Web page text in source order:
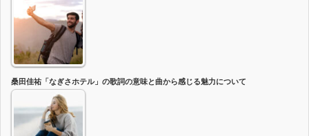
桑田佳祐「なぎさホテル」の歌詞の意味と曲から感じる魅力について